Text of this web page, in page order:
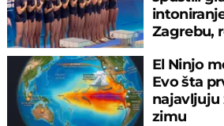
Zagrebu,
El Ninjo
Evo šta
najavljuju
zimu